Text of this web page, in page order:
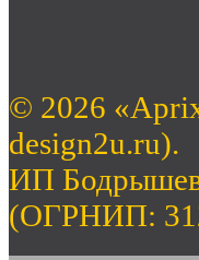
© 2026
design2u.ru).
ИП
(ОГРНИП: